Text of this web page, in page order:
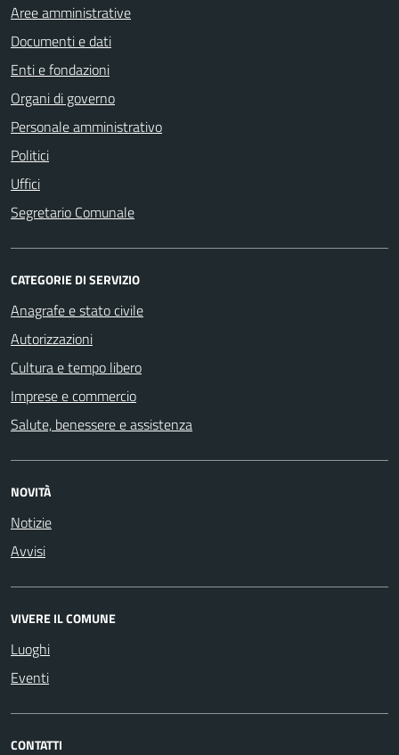
Aree amministrative
Documenti e dati
Enti e fondazioni
Organi di governo
Personale amministrativo
Politici
Uffici
Segretario Comunale
CATEGORIE DI SERVIZIO
Anagrafe e stato civile
Autorizzazioni
Cultura e tempo libero
Imprese e commercio
Salute, benessere e assistenza
NOVITÀ
Notizie
Avvisi
VIVERE IL COMUNE
Luoghi
Eventi
CONTATTI